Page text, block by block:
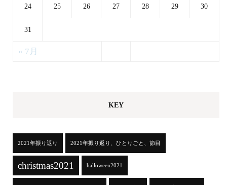
24 25 26 27 28 29 30
31
« 7月
KEY
2021年振り返り 2021年振り返り、ひとりごと、節目
christmas2021 halloween2021